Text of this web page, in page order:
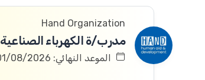
Hand Organization
مدرب/ة الكهرباء الصناعية
الموعد النهائي: 01/08/2026